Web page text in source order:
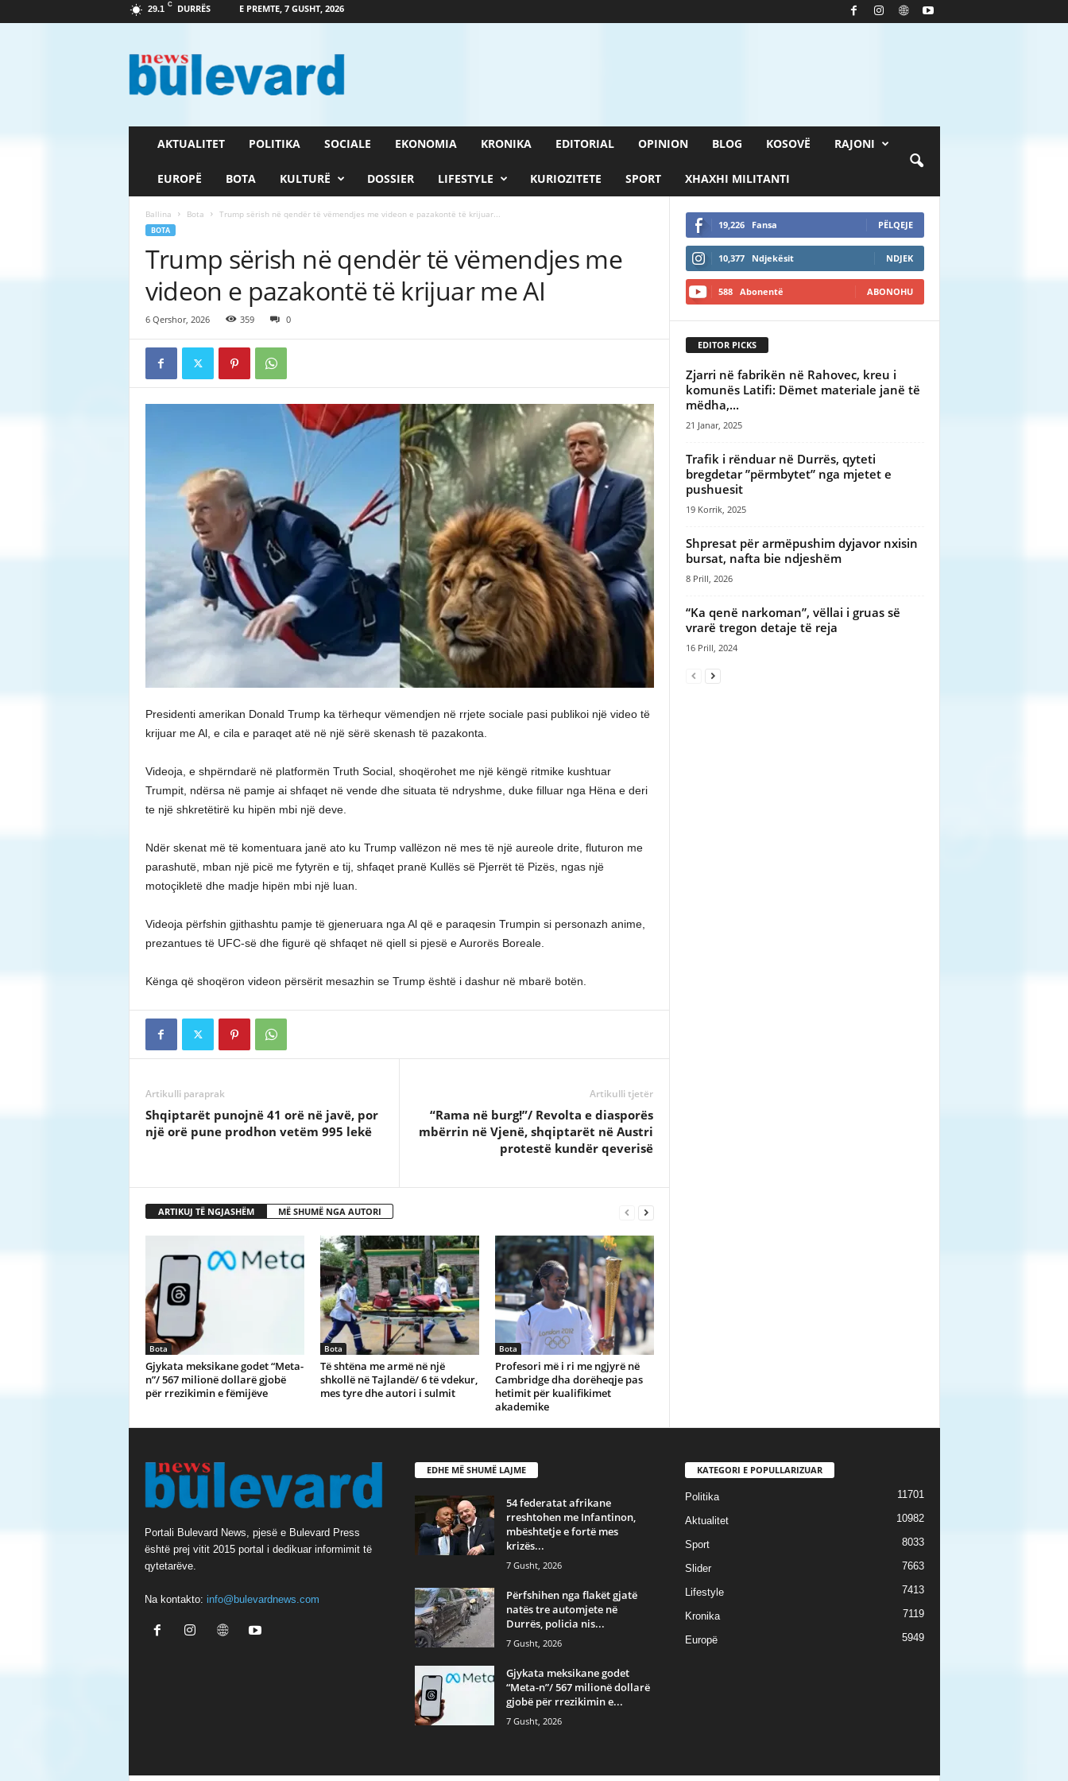
29.1 C DURRËS E PREMTE, 7 GUSHT, 2026
a
AKTUALITET POLITIKA SOCIALE EKONOMIA KRONIKA EDITORIAL OPINION BLOG KOSOVË RAJONI
EUROPË BOTA KULTURË DOSSIER LIFESTYLE KURIOZITETE SPORT XHAXHI MILITANTI
Ballina Bota Trump sërish në qendër të vëmendjes me videon e pazakontë të krijuar...
BOTA
Trump sërish në qendër të vëmendjes me
videon e pazakontë të krijuar me AI
6 Qershor, 2026 359 0
Presidenti amerikan Donald Trump ka tërhequr vëmendjen në rrjete sociale pasi publikoi një video të
krijuar me Al, e cila e paraqet atë në një sërë skenash të pazakonta.
Videoja, e shpërndarë në platformën Truth Social, shoqërohet me një këngë ritmike kushtuar
Trumpit, ndërsa në pamje ai shfaqet në vende dhe situata të ndryshme, duke filluar nga Hëna e deri
te një shkretëtirë ku hipën mbi një deve.
Ndër skenat më të komentuara janë ato ku Trump vallëzon në mes të një aureole drite, fluturon me
parashutë, mban një picë me fytyrën e tij, shfaqet pranë Kullës së Pjerrët të Pizës, ngas një
motoçikletë dhe madje hipën mbi një luan.
Videoja përfshin gjithashtu pamje të gjeneruara nga Al që e paraqesin Trumpin si personazh anime,
prezantues të UFC-së dhe figurë që shfaqet në qiell si pjesë e Aurorës Boreale.
Kënga që shoqëron videon përsërit mesazhin se Trump është i dashur në mbarë botën.
Artikulli paraprak
Shqiptarët punojnë 41 orë në javë, por
një orë pune prodhon vetëm 995 lekë
Artikulli tjetër
“Rama në burg!”/ Revolta e diasporës
mbërrin në Vjenë, shqiptarët në Austri
protestë kundër qeverisë
ARTIKUJ TË NGJASHËM MË SHUMË NGA AUTORI
Bota
Gjykata meksikane godet “Meta-
n”/ 567 milionë dollarë gjobë
për rrezikimin e fëmijëve
Bota
Të shtëna me armë në një
shkollë në Tajlandë/ 6 të vdekur,
mes tyre dhe autori i sulmit
Bota
​Profesori më i ri me ngjyrë në
Cambridge dha dorëheqje pas
hetimit për kualifikimet
akademike
19,226 Fansa PËLQEJE
10,377 Ndjekësit NDJEK
588 Abonentë ABONOHU
EDITOR PICKS
Zjarri në fabrikën në Rahovec, kreu i
komunës Latifi: Dëmet materiale janë të
mëdha,...
21 Janar, 2025
Trafik i rënduar në Durrës, qyteti
bregdetar ”përmbytet” nga mjetet e
pushuesit
19 Korrik, 2025
Shpresat për armëpushim dyjavor nxisin
bursat, nafta bie ndjeshëm
8 Prill, 2026
“Ka qenë narkoman”, vëllai i gruas së
vrarë tregon detaje të reja
16 Prill, 2024
Portali Bulevard News, pjesë e Bulevard Press
është prej vitit 2015 portal i dedikuar informimit të
qytetarëve.
Na kontakto: info@bulevardnews.com
EDHE MË SHUMË LAJME
54 federatat afrikane
rreshtohen me Infantinon,
mbështetje e fortë mes
krizës...
7 Gusht, 2026
Përfshihen nga flakët gjatë
natës tre automjete në
Durrës, policia nis...
7 Gusht, 2026
Gjykata meksikane godet
“Meta-n”/ 567 milionë dollarë
gjobë për rrezikimin e...
7 Gusht, 2026
KATEGORI E POPULLARIZUAR
Politika 11701
Aktualitet 10982
Sport 8033
Slider 7663
Lifestyle 7413
Kronika 7119
Europë 5949